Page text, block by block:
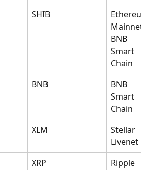
SHIB
BNB
Smart
Chain
BNB
BNB
Smart
Chain
XLM
Stellar
Livenet
XRP
Ripple